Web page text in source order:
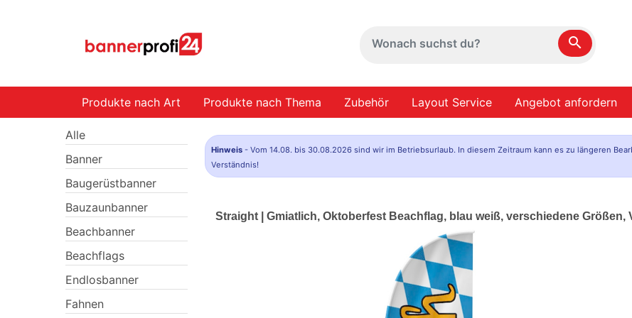
search
Produkte nach Art Produkte nach Thema Zubehör Layout Service Angebot anfordern
Alle
Banner
Baugerüstbanner
Bauzaunbanner
Beachbanner
Beachflags
Endlosbanner
Fahnen
Hinweis - Vom 14.08. bis 30.08.2026 sind wir im Betriebsurlaub. In diesem Zeitraum kann es zu längeren
Verständnis!
Straight | Gmiatlich, Oktoberfest Beachflag, blau weiß, verschiedene Größen,